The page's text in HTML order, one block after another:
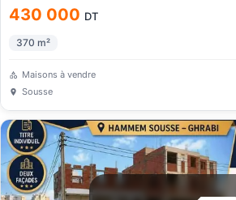
430 000 DT
370 m²
Maisons à vendre
Sousse